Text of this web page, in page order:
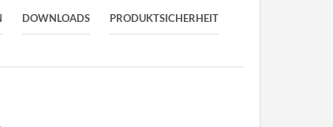
DOWNLOADS PRODUKTSICHERHEIT